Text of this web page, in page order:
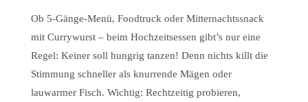
Ob 5-Gänge-Menü, Foodtruck oder Mitternachtssnack
mit Currywurst – beim Hochzeitsessen gibt’s nur eine
Regel: Keiner soll hungrig tanzen! Denn nichts killt die
Stimmung schneller als knurrende Mägen oder
lauwarmer Fisch. Wichtig: Rechtzeitig probieren,